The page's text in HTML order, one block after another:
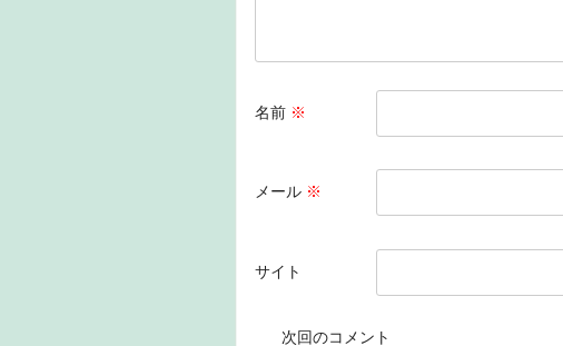
名前 ※
メール ※
サイト
次回のコメント